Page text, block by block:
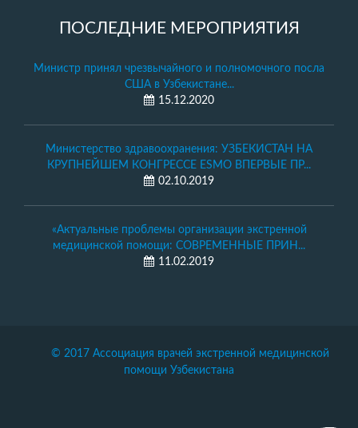
ПОСЛЕДНИЕ МЕРОПРИЯТИЯ
Министр принял чрезвычайного и полномочного посла
США в Узбекистане...
15.12.2020
Министерство здравоохранения: УЗБЕКИСТАН НА
КРУПНЕЙШЕМ КОНГРЕССЕ ESMO ВПЕРВЫЕ ПР...
02.10.2019
«Актуальные проблемы организации экстренной
медицинской помощи: СОВРЕМЕННЫЕ ПРИН...
11.02.2019
© 2017 Ассоциация врачей экстренной медицинской
помощи Узбекистана